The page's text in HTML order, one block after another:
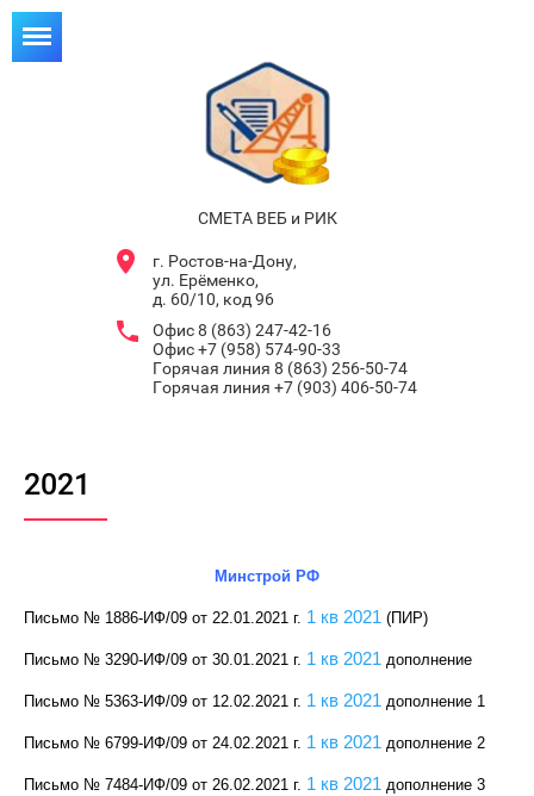
СМЕТА ВЕБ и РИК
г. Ростов-на-Дону,
ул. Ерёменко,
д. 60/10, код 96
Офис 8 (863) 247-42-16
Офис +7 (958) 574-90-33
Горячая линия 8 (863) 256-50-74
Горячая линия +7 (903) 406-50-74
2021
Минстрой РФ
Письмо № 1886-ИФ/09 от 22.01.2021 г. 1 кв 2021 (ПИР)
Письмо № 3290-ИФ/09 от 30.01.2021 г. 1 кв 2021 дополнение
Письмо № 5363-ИФ/09 от 12.02.2021 г. 1 кв 2021 дополнение 1
Письмо № 6799-ИФ/09 от 24.02.2021 г. 1 кв 2021 дополнение 2
Письмо № 7484-ИФ/09 от 26.02.2021 г. 1 кв 2021 дополнение 3